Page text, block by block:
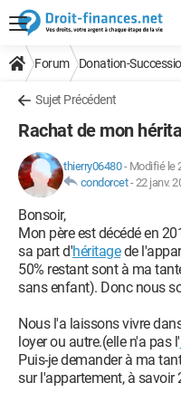
Forum Donation-
Sujet Précédent
Rachat de mon
thierry06480- Modifié le
condorcet-22 janv.
Bonsoir,
Mon père est décédé en
sa part d'héritagede
50% restant sont à ma
sans enfant). Donc nous
Nous l'a laissons vivre
loyer ou autre.(elle n'a pas l'
Puis-je demander à ma
sur l'appartement, à savoir